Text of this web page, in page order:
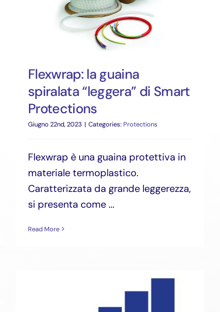
Flexwrap: la guaina
spiralata “leggera” di Smart
Protections
Giugno 22nd, 2023 | Categories: Protections
Flexwrap è una guaina protettiva in
materiale termoplastico.
Caratterizzata da grande leggerezza,
si presenta come ...
Read More